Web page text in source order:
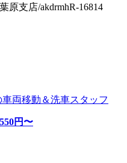
原支店/akdrmhR-16814
両移動＆洗車スタッフ
円〜